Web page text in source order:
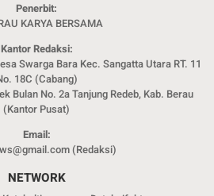
Penerbit:
KARYA BERSAMA
Kantor Redaksi:
Swarga Bara Kec. Sangatta Utara RT. 11
18C (Cabang)
Bulan No. 2a Tanjung Redeb, Kab. Berau
(Kantor Pusat)
Email:
(Redaksi)
NETWORK